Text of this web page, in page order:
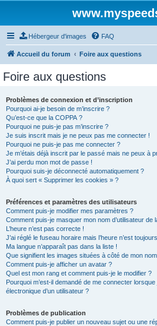
Hébergeur d'images FAQ
Accueil du forum Foire aux questions
Foire aux questions
Problèmes de connexion et d’inscription
Pourquoi ai-je besoin de m’inscrire ?
Qu’est-ce que la COPPA ?
Pourquoi ne puis-je pas m’inscrire ?
Je suis inscrit mais je ne peux pas me connecter !
Pourquoi ne puis-je pas me connecter ?
Je m’étais déjà inscrit par le passé mais ne peux à
J’ai perdu mon mot de passe !
Pourquoi suis-je déconnecté automatiquement ?
À quoi sert « Supprimer les cookies » ?
Préférences et paramètres des utilisateurs
Comment puis-je modifier mes paramètres ?
Comment puis-je masquer mon nom d’utilisateur de
L’heure n’est pas correcte !
J’ai réglé le fuseau horaire mais l’heure n’est
Ma langue n’apparaît pas dans la liste !
Que signifient les images situées à côté de mon nom
Comment puis-je afficher un avatar ?
Quel est mon rang et comment puis-je le modifier ?
Pourquoi m’est-il demandé de me connecter
électronique d’un utilisateur ?
Problèmes de publication
Comment puis-je publier un nouveau sujet ou une